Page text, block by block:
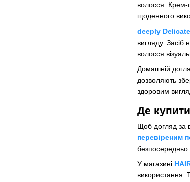
волосся. Крем-
щоденного
deeply
вигляду. Засіб
волосся
Домашній
дозволяють
здоровим
Де
Щоб догляд за
перевіреним
У магазині
використання.